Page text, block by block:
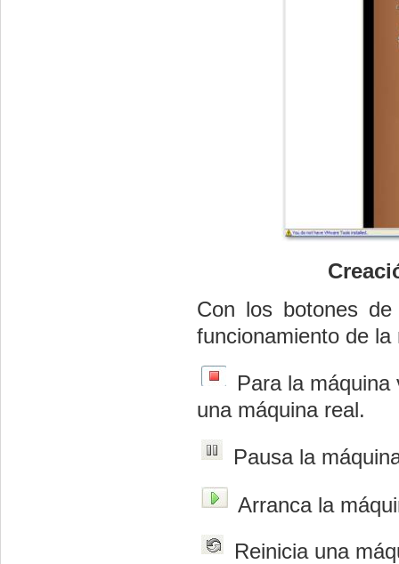
Con los botones
funcionamiento de
Para la
una máquina real.
Pausa la
Arranca la
Reinicia una